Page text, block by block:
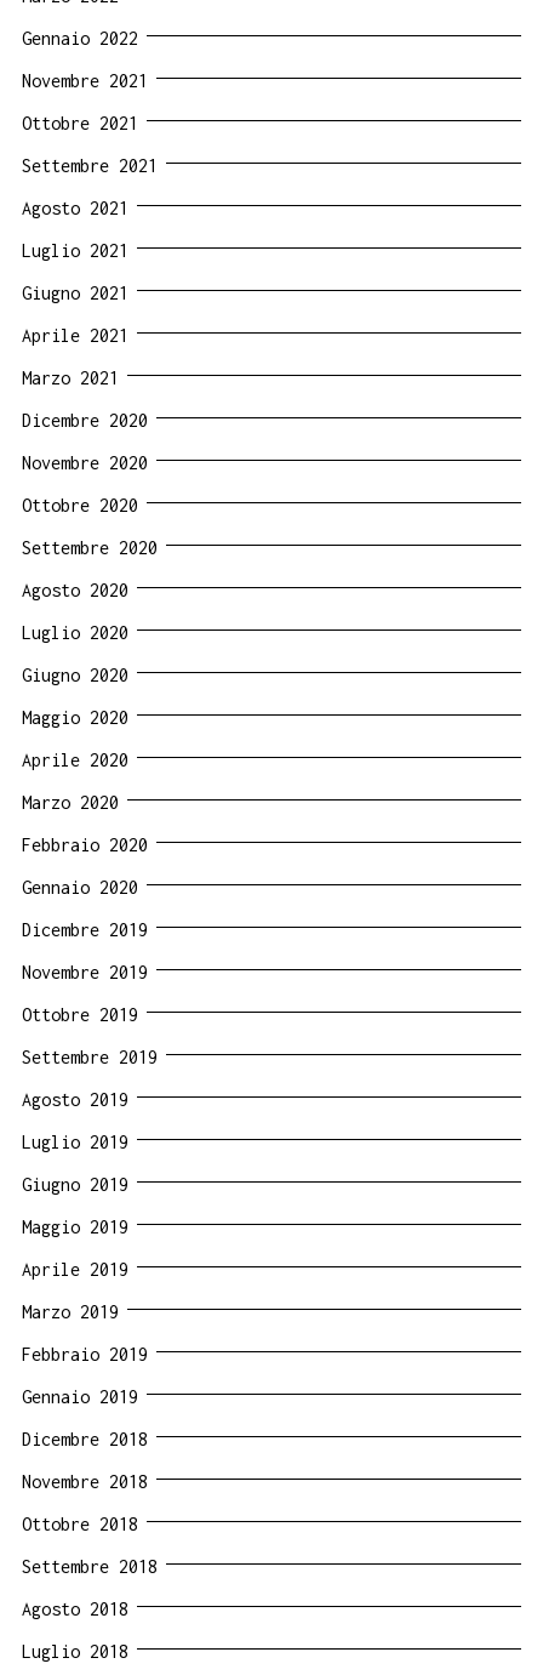
Gennaio 2022
Novembre 2021
Ottobre 2021
Settembre 2021
Agosto 2021
Luglio 2021
Giugno 2021
Aprile 2021
Marzo 2021
Dicembre 2020
Novembre 2020
Ottobre 2020
Settembre 2020
Agosto 2020
Luglio 2020
Giugno 2020
Maggio 2020
Aprile 2020
Marzo 2020
Febbraio 2020
Gennaio 2020
Dicembre 2019
Novembre 2019
Ottobre 2019
Settembre 2019
Agosto 2019
Luglio 2019
Giugno 2019
Maggio 2019
Aprile 2019
Marzo 2019
Febbraio 2019
Gennaio 2019
Dicembre 2018
Novembre 2018
Ottobre 2018
Settembre 2018
Agosto 2018
Luglio 2018